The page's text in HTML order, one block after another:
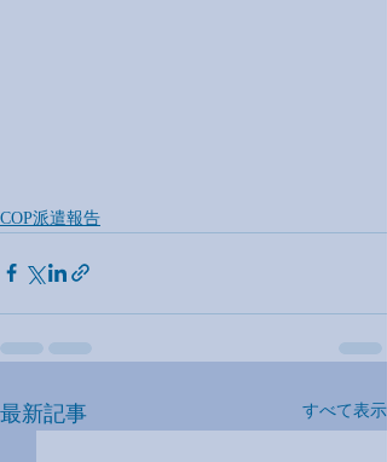
COP派遣報告
最新記事 すべて表示